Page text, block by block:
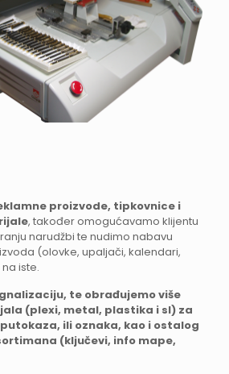
proizvode, tipkovnice i
, također omogućavamo klijentu
narudžbi te nudimo nabavu
(olovke, upaljači, kalendari,
iste.
te obrađujemo više
(plexi, metal, plastika i sl) za
ili oznaka, kao i ostalog
(ključevi, info mape,